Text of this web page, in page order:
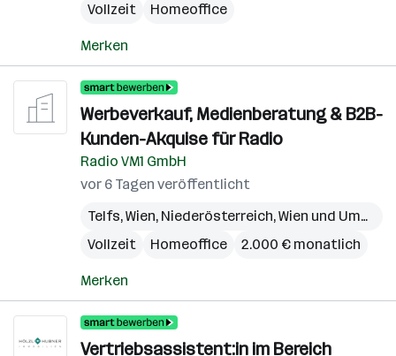
Vollzeit
Homeoffice
Merken
Werbeverkauf, Medienberatung & B2B-
Kunden-Akquise für Radio
Radio VM1 GmbH
vor 6 Tagen veröffentlicht
Telfs,Wien, Niederösterreich,Wien und Umgebung
Vollzeit
Homeoffice 2.000 € monatlich
Merken
Vertriebsassistent:in im Bereich